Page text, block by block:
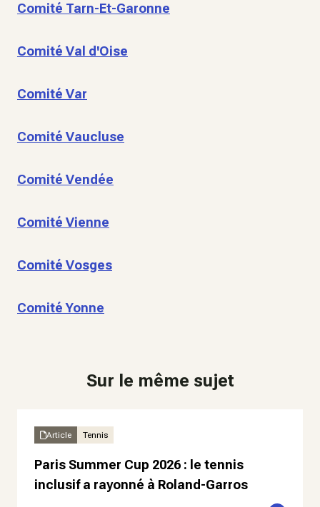
Comité Tarn-Et-Garonne
Comité Val d'Oise
Comité Var
Comité Vaucluse
Comité Vendée
Comité Vienne
Comité Vosges
Comité Yonne
Sur le même sujet
Article Tennis
Paris Summer Cup 2026 : le tennis
inclusif a rayonné à Roland-Garros